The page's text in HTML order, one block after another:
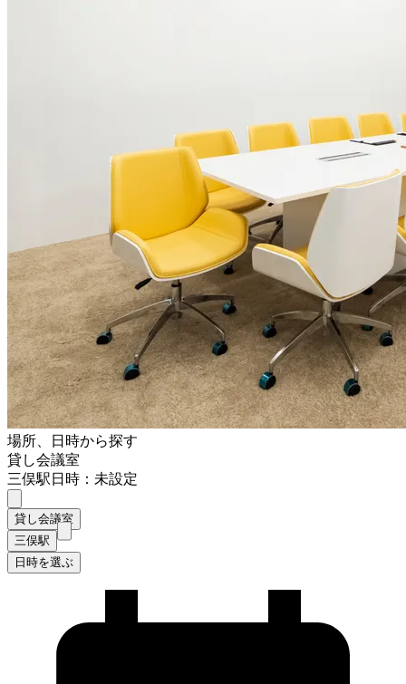
場所、日時から探す
貸し会議室
三俣駅日時：未設定
貸し会議室
三俣駅
日時を選ぶ